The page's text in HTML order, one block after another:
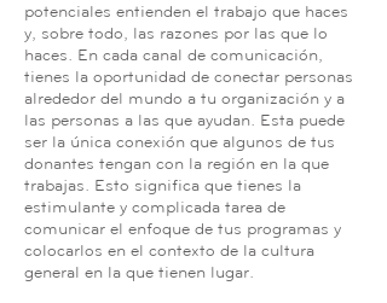
potenciales entienden el trabajo que haces
y, sobre todo, las razones por las que lo
haces. En cada canal de comunicación,
tienes la oportunidad de conectar personas
alrededor del mundo a tu organización y a
las personas a las que ayudan. Esta puede
ser la única conexión que algunos de tus
donantes tengan con la región en la que
trabajas. Esto significa que tienes la
estimulante y complicada tarea de
comunicar el enfoque de tus programas y
colocarlos en el contexto de la cultura
general en la que tienen lugar.